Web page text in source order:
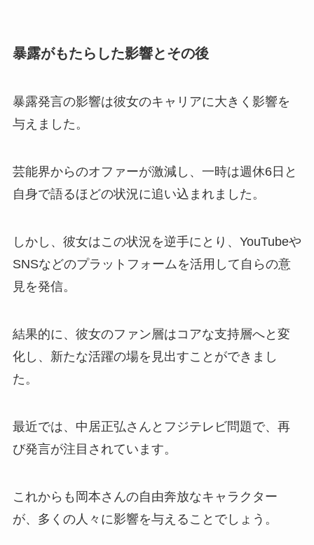
暴露がもたらした影響とその後
暴露発言の影響は彼女のキャリアに大きく影響を
与えました。
芸能界からのオファーが激減し、一時は週休6日と
自身で語るほどの状況に追い込まれました。
しかし、彼女はこの状況を逆手にとり、YouTubeや
SNSなどのプラットフォームを活用して自らの意
見を発信。
結果的に、彼女のファン層はコアな支持層へと変
化し、新たな活躍の場を見出すことができまし
た。
最近では、中居正弘さんとフジテレビ問題で、再
び発言が注目されています。
これからも岡本さんの自由奔放なキャラクター
が、多くの人々に影響を与えることでしょう。